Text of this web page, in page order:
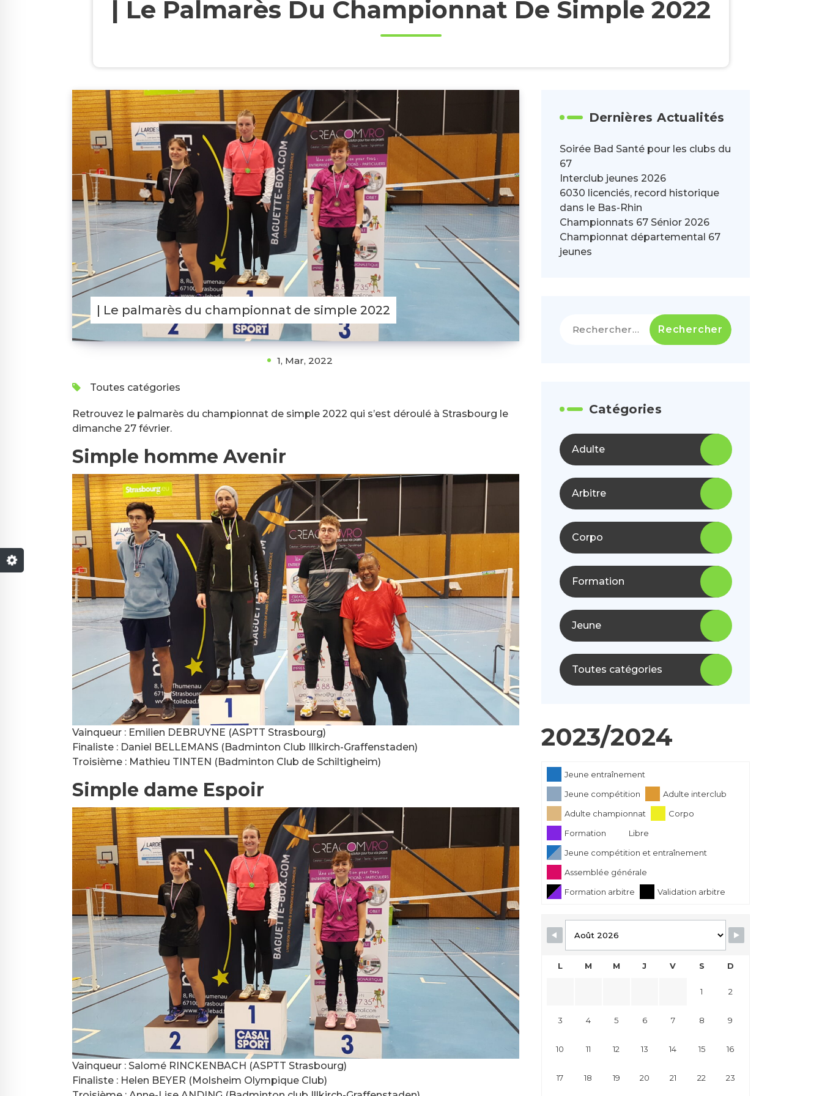
| Le Palmarès Du Championnat De Simple 2022
| Le palmarès du championnat de simple 2022
1, Mar, 2022
Toutes catégories
Retrouvez le palmarès du championnat de simple 2022 qui s’est déroulé à Strasbourg le
dimanche 27 février.
Simple homme Avenir
Vainqueur : Emilien DEBRUYNE (ASPTT Strasbourg)
Finaliste : Daniel BELLEMANS (Badminton Club Illkirch-Graffenstaden)
Troisième : Mathieu TINTEN (Badminton Club de Schiltigheim)
Simple dame Espoir
Vainqueur : Salomé RINCKENBACH (ASPTT Strasbourg)
Finaliste : Helen BEYER (Molsheim Olympique Club)
Dernières Actualités
Soirée Bad Santé pour les clubs du
67
Interclub jeunes 2026
6030 licenciés, record historique
dans le Bas-Rhin
Championnats 67 Sénior 2026
Championnat départemental 67
jeunes
Catégories
Adulte
Arbitre
Corpo
Formation
Jeune
Toutes catégories
2023/2024
Jeune entraînement
Jeune compétition
Adulte interclub
Adulte championnat
Corpo
Formation
Libre
Jeune compétition et entraînement
Assemblée générale
Formation arbitre
Validation arbitre
L M M J V S D
1 2
3 4 5 6 7 8 9
10 11 12 13 14 15 16
17 18 19 20 21 22 23